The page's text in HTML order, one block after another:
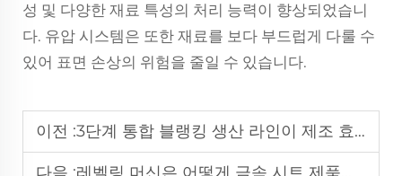
성 및 다양한 재료 특성의 처리 능력이 향상되었습니
다. 유압 시스템은 또한 재료를 보다 부드럽게 다룰 수
있어 표면 손상의 위험을 줄일 수 있습니다.
이전 :3단계 통합 블랭킹 생산 라인이 제조 효율성을 어떻게 높일 수 있나요?